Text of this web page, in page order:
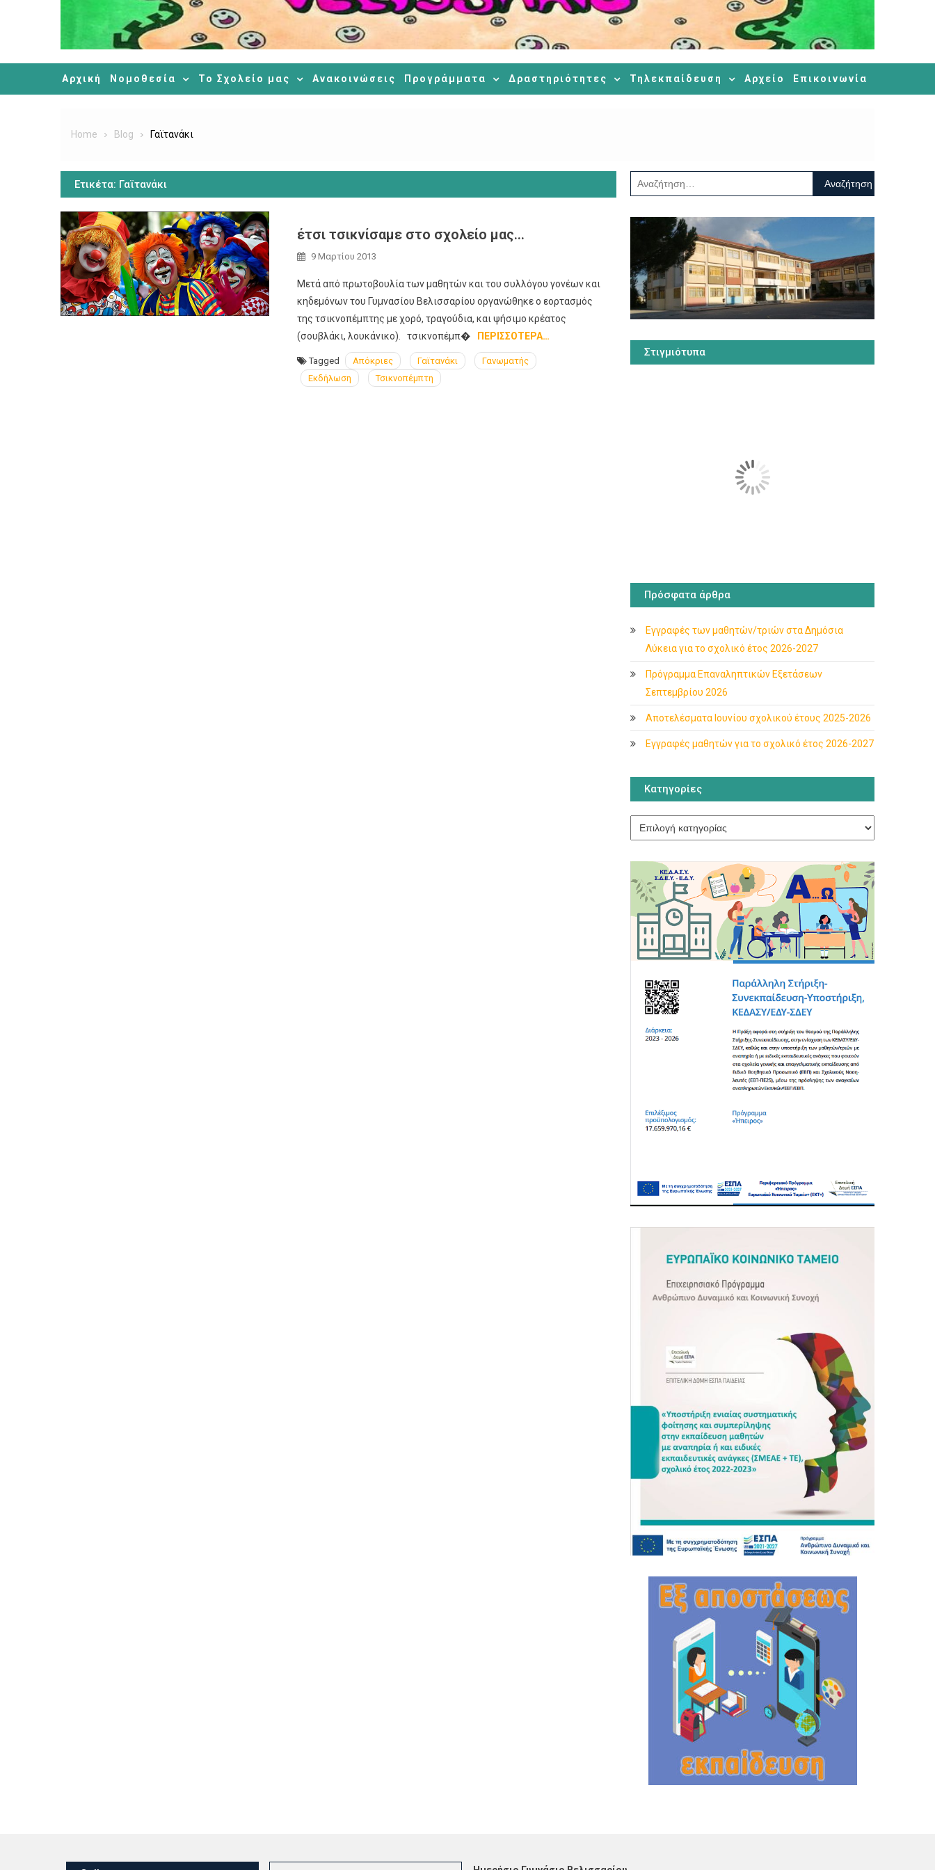
Αρχική Νομοθεσία Το Σχολείο μας Ανακοινώσεις Προγράμματα Δραστηριότητες Τηλεκπαίδευση Αρχείο Επικοινωνία
Home Blog Γαϊτανάκι
Ετικέτα: Γαϊτανάκι
έτσι τσικνίσαμε στο σχολείο μας…
9 Μαρτίου 2013
Μετά από πρωτοβουλία των μαθητών και του συλλόγου γονέων και
κηδεμόνων του Γυμνασίου Βελισσαρίου οργανώθηκε ο εορτασμός
της τσικνοπέμπτης με χορό, τραγούδια, και ψήσιμο κρέατος
(σουβλάκι, λουκάνικο). τσικνοπέμπ�
ΠΕΡΙΣΣΌΤΕΡΑ…
Tagged Απόκριες Γαϊτανάκι
Γανωματής
Εκδήλωση
Τσικνοπέμπτη
Αναζήτηση
για:
Στιγμιότυπα
Πρόσφατα άρθρα
Εγγραφές των μαθητών/τριών στα Δημόσια
Λύκεια για το σχολικό έτος 2026-2027
Πρόγραμμα Επαναληπτικών Εξετάσεων
Σεπτεμβρίου 2026
Αποτελέσματα Ιουνίου σχολικού έτους 2025-2026
Εγγραφές μαθητών για το σχολικό έτος 2026-2027
Κατηγορίες
Κατηγορίες